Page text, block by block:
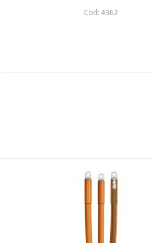
Cod:4362